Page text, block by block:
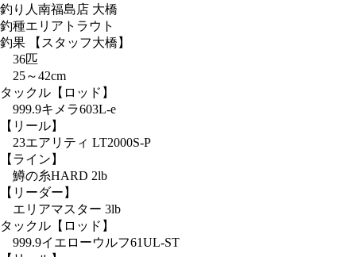
釣り人 南福島店 大橋
釣種エリアトラウト
釣果 【スタッフ大橋】
36匹
25～42cm
タックル 【ロッド】
999.9キメラ603L-e
【リール】
23エアリティ LT2000S-P
【ライン】
鱒の糸HARD 2lb
【リーダー】
エリアマスター 3lb
タックル 【ロッド】
999.9イエローウルフ61UL-ST